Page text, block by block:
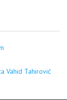
Vahid Tahirović